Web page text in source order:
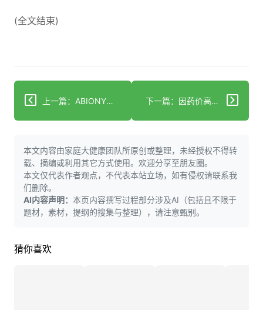
(全文结束)
上一篇：ABIONYX Pharma宣布其联合股东大会上所有决议获通过 下一篇：因药价高昂，美国人自行制作减肥药
本文内容由家庭大健康团队所原创或整理，未经授权不得转
载、摘编或利用其它方式使用。欢迎分享至朋友圈。
本文仅代表作者观点，不代表本站立场，如有侵权请联系我
们删除。
AI内容声明： 本页内容撰写过程部分涉及AI（包括且不限于
题材，素材，提纲的搜集与整理），请注意甄别。
猜你喜欢